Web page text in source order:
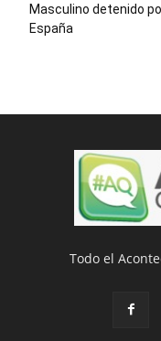
Masculino detenido
España
Todo el